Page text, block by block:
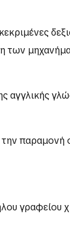
των
αγγλικής
παραμονή
γραφείου